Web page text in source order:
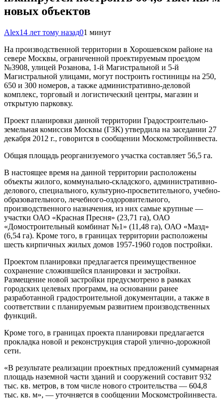
новых объектов
Alex14 лет тому назад01 минут
На производственной территории в Хорошевском районе на
севере Москвы, ограниченной проектируемым проездом
№3908, улицей Розанова, 1-й Магистральной и 5-й
Магистральной улицами, могут построить гостиницы на 250,
650 и 300 номеров, а также административно-деловой
комплекс, торговый и логистический центры, магазин и
открытую парковку.
Проект планировки данной территории Градостроительно-
земельная комиссия Москвы (ГЗК) утвердила на заседании 27
декабря 2012 г., говорится в сообщении Москомстройинвеста.
Общая площадь реорганизуемого участка составляет 56,5 га.
В настоящее время на данной территории расположены
объекты жилого, коммунально-складского, административно-
делового, специального, культурно-просветительного, учебно-
образовательного, лечебного-оздоровительного,
производственного назначения, из них самые крупные —
участки ОАО «Красная Пресня» (23,71 га), ОАО
«Домостроительный комбинат №1» (11,48 га), ОАО «Мазд»
(6,54 га). Кроме того, в границах территории расположены
шесть кирпичных жилых домов 1957-1960 годов постройки.
Проектом планировки предлагается преимущественное
сохранение сложившейся планировки и застройки.
Размещение новой застройки предусмотрено в рамках
городских целевых программ, на основании ранее
разработанной градостроительной документации, а также в
соответствии с планируемым развитием производственных
функций.
Кроме того, в границах проекта планировки предлагается
прокладка новой и реконструкция старой улично-дорожной
сети.
«В результате реализации проектных предложений суммарная
площадь наземной части зданий и сооружений составит 932
тыс. кв. метров, в том числе нового строительства — 604,8
тыс. кв. м», — уточняется в сообщении Москомстройинвеста.